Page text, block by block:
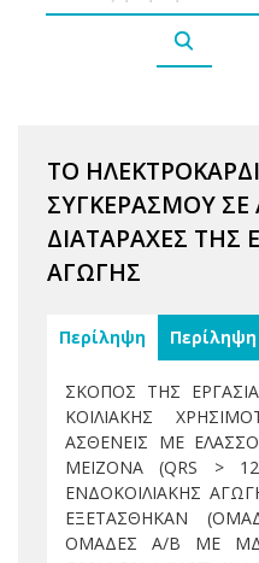
ΤΟ
ΣΥΓΚΕΡΑΣΜΟΥ ΣΕ
ΔΙΑΤΑΡΑΧΕΣ ΤΗΣ
ΑΓΩΓΗΣ
Περίληψη
ΣΚΟΠΟΣ ΤΗΣ
ΚΟΙΛΙΑΚΗΣ
ΑΣΘΕΝΕΙΣ ΜΕ
ΜΕΙΖΟΝΑ (QRS >
ΕΝΔΟΚΟΙΛΙΑΚΗΣ
ΕΞΕΤΑΣΘΗΚΑΝ
ΟΜΑΔΕΣ Α/Β ΜΕ